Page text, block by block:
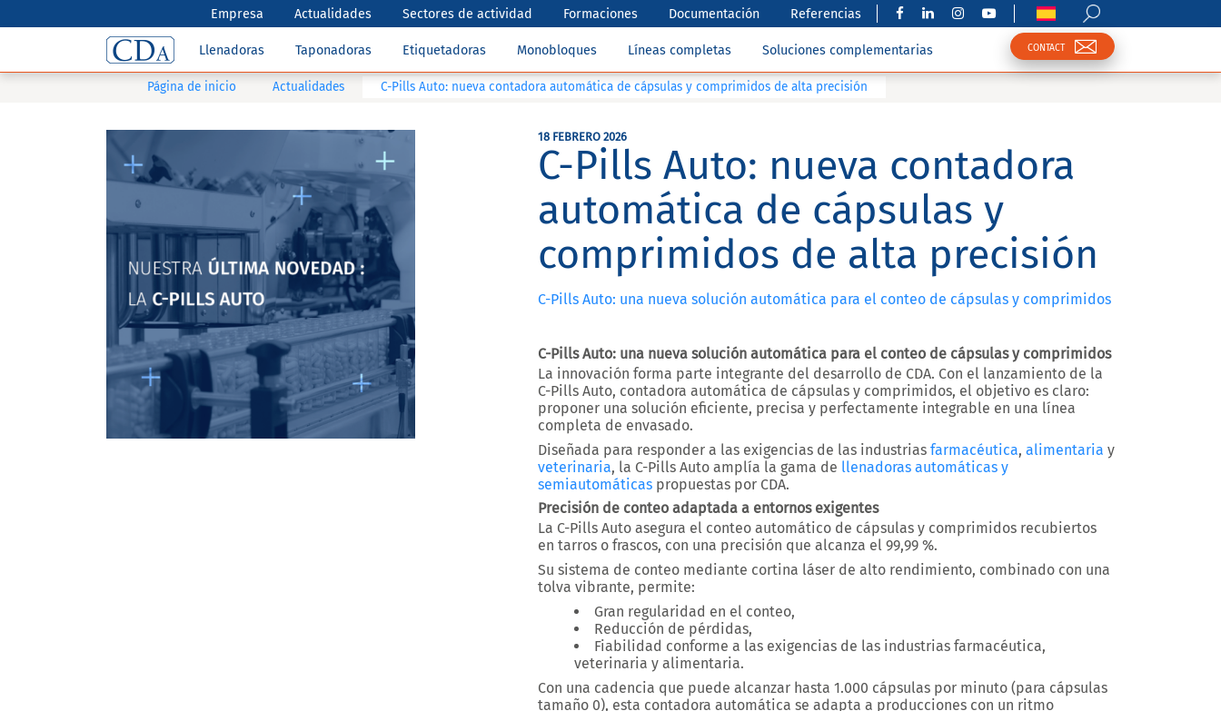
Empresa Actualidades Sectores de actividad Formaciones Documentación Referencias
Llenadoras Taponadoras Etiquetadoras Monobloques Líneas completas Soluciones complementarias CONTACT
Página de inicio Actualidades C-Pills Auto: nueva contadora automática de cápsulas y comprimidos de alta precisión
18 FEBRERO 2026
C-Pills Auto: nueva contadora
automática de cápsulas y
comprimidos de alta precisión
C-Pills Auto: una nueva solución automática para el conteo de cápsulas y comprimidos
C-Pills Auto: una nueva solución automática para el conteo de cápsulas y comprimidos
La innovación forma parte integrante del desarrollo de CDA. Con el lanzamiento de la
C-Pills Auto, contadora automática de cápsulas y comprimidos, el objetivo es claro:
proponer una solución eficiente, precisa y perfectamente integrable en una línea
completa de envasado.
Diseñada para responder a las exigencias de las industrias farmacéutica, alimentaria y
veterinaria, la C-Pills Auto amplía la gama de llenadoras automáticas y
semiautomáticas propuestas por CDA.
Precisión de conteo adaptada a entornos exigentes
La C-Pills Auto asegura el conteo automático de cápsulas y comprimidos recubiertos
en tarros o frascos, con una precisión que alcanza el 99,99 %.
Su sistema de conteo mediante cortina láser de alto rendimiento, combinado con una
tolva vibrante, permite:
Gran regularidad en el conteo,
Reducción de pérdidas,
Fiabilidad conforme a las exigencias de las industrias farmacéutica,
veterinaria y alimentaria.
Con una cadencia que puede alcanzar hasta 1.000 cápsulas por minuto (para cápsulas
tamaño 0), esta contadora automática se adapta a producciones con un ritmo